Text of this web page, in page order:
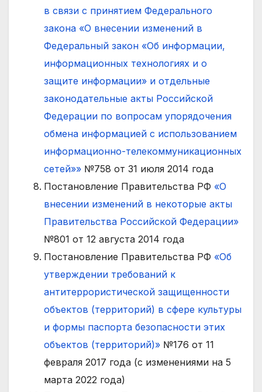
в связи с принятием Федерального
закона «О внесении изменений в
Федеральный закон «Об информации,
информационных технологиях и о
защите информации» и отдельные
законодательные акты Российской
Федерации по вопросам упорядочения
обмена информацией с использованием
информационно-телекоммуникационных
сетей»» №758 от 31 июля 2014 года
Постановление Правительства РФ «О
внесении изменений в некоторые акты
Правительства Российской Федерации»
№801 от 12 августа 2014 года
Постановление Правительства РФ «Об
утверждении требований к
антитеррористической защищенности
объектов (территорий) в сфере культуры
и формы паспорта безопасности этих
объектов (территорий)» №176 от 11
февраля 2017 года (с изменениями на 5
марта 2022 года)